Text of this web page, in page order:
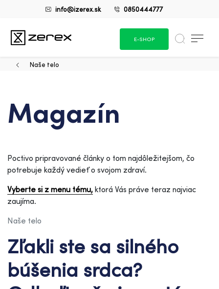
info@izerex.sk 0850444777
E-SHOP
Naše telo
Magazín
Poctivo pripravované články o tom najdôležitejšom, čo
potrebuje každý vedieť o svojom zdraví.
Vyberte si z menu tému, ktorá Vás práve teraz najviac
zaujíma.
Naše telo
Zľakli ste sa silného
búšenia srdca?